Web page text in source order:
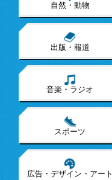
自然・動物
出版・報道
音楽・ラジオ
スポーツ
広告・デザイン・アート